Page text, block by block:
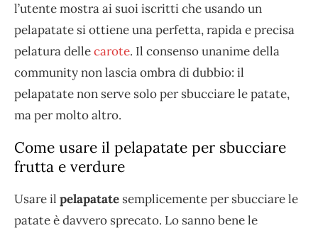
l’utente mostra ai suoi iscritti che usando un
pelapatate si ottiene una perfetta, rapida e precisa
pelatura dellecarote. Il consenso unanime della
community non lascia ombra di dubbio: il
pelapatate non serve solo per sbucciare le patate,
ma per molto altro.
Come usare il pelapatate per sbucciare
frutta e verdure
Usare il pelapatate semplicemente per sbucciare le
patate è davvero sprecato. Lo sanno bene le